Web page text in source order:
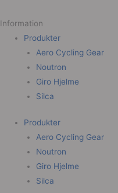
Information
Produkter
Aero Cycling Gear
Noutron
Giro Hjelme
Silca
Produkter
Aero Cycling Gear
Noutron
Giro Hjelme
Silca